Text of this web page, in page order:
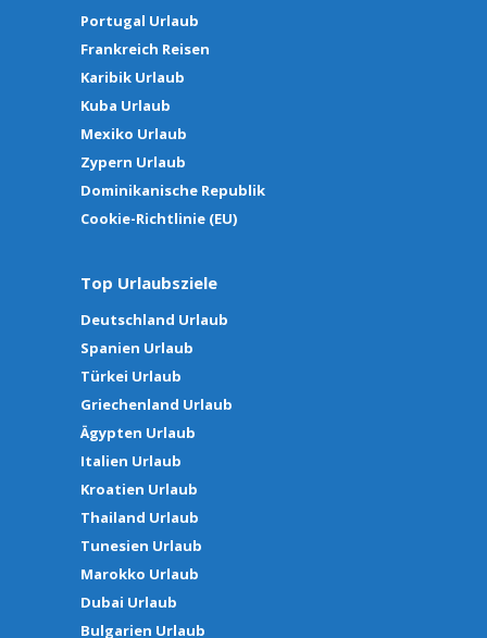
Portugal Urlaub
Frankreich Reisen
Karibik Urlaub
Kuba Urlaub
Mexiko Urlaub
Zypern Urlaub
Dominikanische Republik
Cookie-Richtlinie (EU)
Top Urlaubsziele
Deutschland Urlaub
Spanien Urlaub
Türkei Urlaub
Griechenland Urlaub
Ägypten Urlaub
Italien Urlaub
Kroatien Urlaub
Thailand Urlaub
Tunesien Urlaub
Marokko Urlaub
Dubai Urlaub
Bulgarien Urlaub